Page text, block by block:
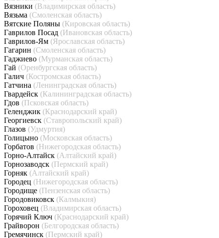
Вязники (Владимирская область)
Вязьма (Смоленская область)
Вятские Поляны (Кировская область)
Гаврилов Посад (Ивановская область)
Гаврилов-Ям (Ярославская область)
Гагарин (Смоленская область)
Гаджиево (Мурманская область)
Гай (Оренбургская область)
Галич (Костромская область)
Гатчина (Ленинградская область)
Гвардейск (Калининградская область)
Гдов (Псковская область)
Геленджик (Краснодарский край)
Георгиевск (Ставропольский край)
Глазов (Удмуртия)
Голицыно (Московская область)
Горбатов (Нижегородская область)
Горно-Алтайск (Алтайский край)
Горнозаводск (Пермский край)
Горняк (Алтайский край)
Городец (Нижегородская область)
Городище (Пензенская область)
Городовиковск (Калмыкия)
Гороховец (Владимирская область)
Горячий Ключ (Краснодарский край)
Грайворон (Белгородская область)
Гремячинск (Пермский край)